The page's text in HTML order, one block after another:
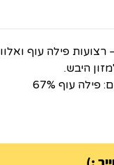
רצועות פילה עוף
היבש.